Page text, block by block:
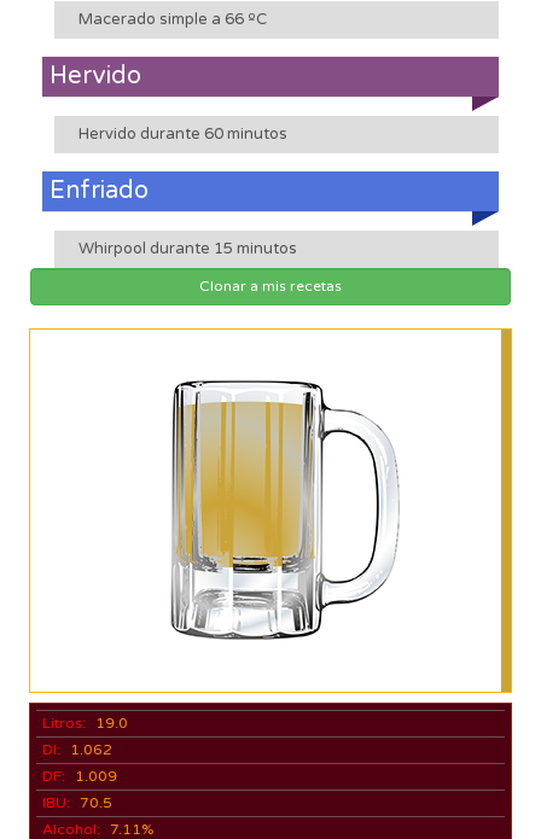
Macerado simple a 66 ºC
Hervido
Hervido durante 60 minutos
Enfriado
Whirpool durante 15 minutos
Clonar a mis recetas
Litros:
19.0
DI:
1.062
DF:
1.009
IBU: 70.5
Alcohol: 7.11%